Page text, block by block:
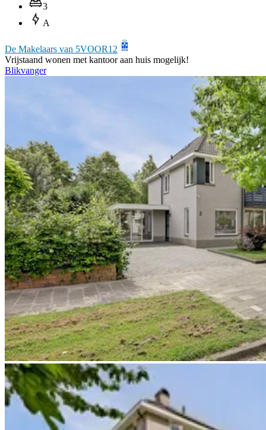
3
A
De Makelaars van 5VOOR12
Vrijstaand wonen met kantoor aan huis mogelijk!
Blikvanger